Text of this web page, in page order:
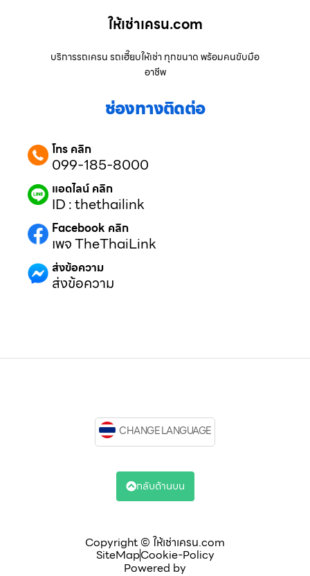
ให้เช่าเครน.com
บริการรถเครน รถเฮี๊ยบให้เช่า ทุกขนาด พร้อมคนขับมือ
อาชีพ
ช่องทางติดต่อ
โทร คลิก
099-185-8000
แอดไลน์ คลิก
ID : thethailink
Facebook คลิก
เพจ TheThaiLink
ส่งข้อความ
ส่งข้อความ
Copyright © ให้เช่าเครน.com
SiteMapCookie-Policy
Powered by
CHANGE LANGUAGE
กลับด้านบน